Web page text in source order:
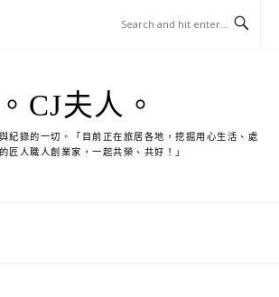
。CJ夫人。
紀錄的一切。「目前正在旅居各地，挖掘用心生活、處
匠人職人創業家，一起共榮、共好！」